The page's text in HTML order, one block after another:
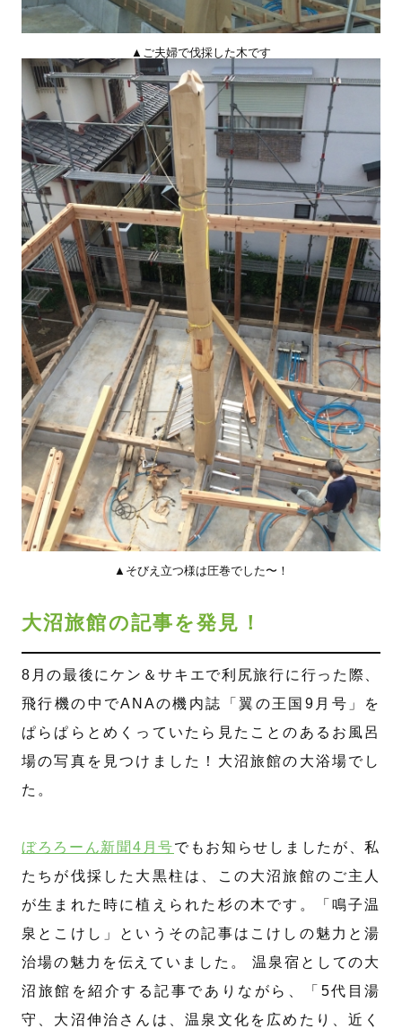
▲ご夫婦で伐採した木です
▲そびえ立つ様は圧巻でした〜！
大沼旅館の記事を発見！
8月の最後にケン＆サキエで利尻旅行に行った際、
飛行機の中でANAの機内誌「翼の王国9月号」を
ぱらぱらとめくっていたら見たことのあるお風呂
場の写真を見つけました！大沼旅館の大浴場でし
た。
ぼろろーん新聞4月号でもお知らせしましたが、私
たちが伐採した大黒柱は、この大沼旅館のご主人
が生まれた時に植えられた杉の木です。「鳴子温
泉とこけし」というその記事はこけしの魅力と湯
治場の魅力を伝えていました。 温泉宿としての大
沼旅館を紹介する記事でありながら、「5代目湯
守、大沼伸治さんは、温泉文化を広めたり、近く